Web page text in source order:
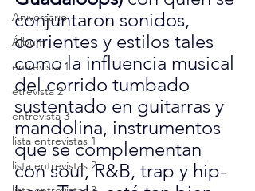
Aniversario
Álbum
entrevista 1
etrevista 2
entrevista 3
lista entrevistas 1
lista entrevistas 2
conjuntaron sonidos,
corrientes y estilos tales
como la influencia musical
del corrido tumbado
sustentado en guitarras y
mandolina, instrumentos
que se complementan
con soul, R&B, trap y hip-